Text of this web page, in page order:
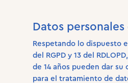
Datos
Respetando lo dispuesto
del RGPD y 13 del
de 14 años pueden dar
para el tratamiento de